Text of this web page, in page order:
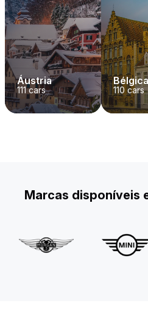
Áustria
111cars
Bélgica
110 cars
Marcas disponíveis